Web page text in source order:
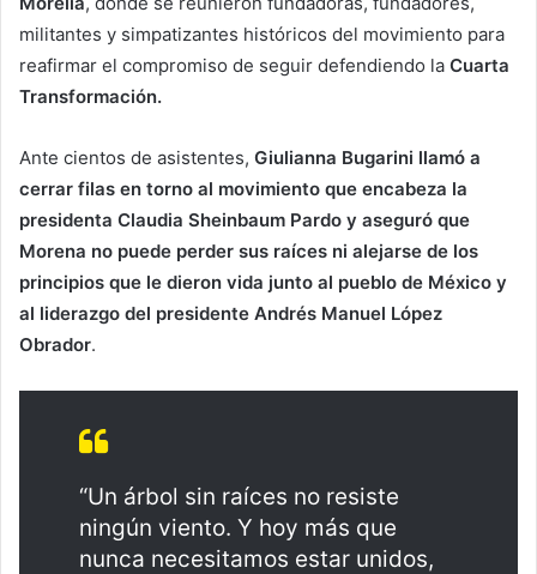
militantes y simpatizantes históricos del movimiento para
reafirmar el compromiso de seguir defendiendo la Cuarta
Transformación.
Ante cientos de asistentes, Giulianna Bugarini llamó a
cerrar filas en torno al movimiento que encabeza la
presidenta Claudia Sheinbaum Pardo y aseguró que
Morena no puede perder sus raíces ni alejarse de los
principios que le dieron vida junto al pueblo de México y
al liderazgo del presidente Andrés Manuel López
Obrador.
“Un árbol sin raíces no resiste
ningún viento. Y hoy más que
nunca necesitamos estar unidos,